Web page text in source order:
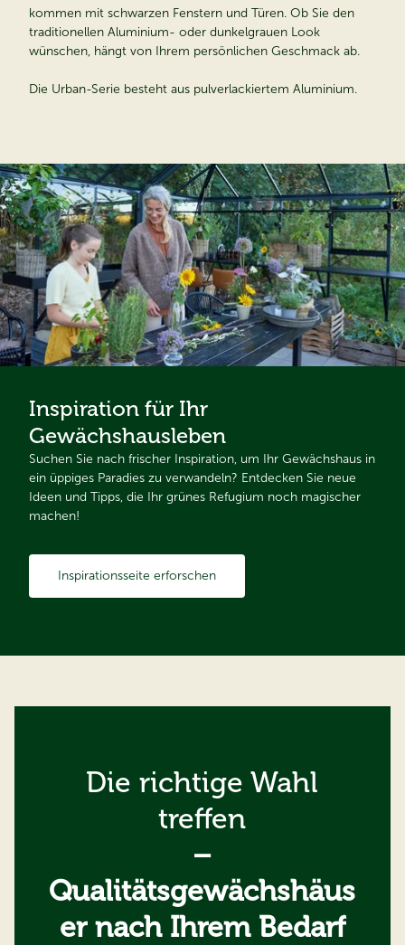
kommen mit schwarzen Fenstern und Türen. Ob Sie den
traditionellen Aluminium- oder dunkelgrauen Look
wünschen, hängt von Ihrem persönlichen Geschmack ab.
Die Urban-Serie besteht aus pulverlackiertem Aluminium.
Inspiration für Ihr
Gewächshausleben
Suchen Sie nach frischer Inspiration, um Ihr Gewächshaus in
ein üppiges Paradies zu verwandeln? Entdecken Sie neue
Ideen und Tipps, die Ihr grünes Refugium noch magischer
machen!
Inspirationsseite erforschen
Die richtige Wahl
treffen
–
Qualitätsgewächshäus
er nach Ihrem Bedarf